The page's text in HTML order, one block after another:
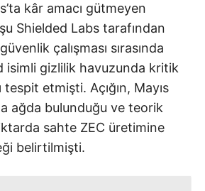
kâr amacı gütmeyen
Shielded Labs tarafından
çalışması sırasında
isimli gizlilik havuzunda kritik
tespit etmişti. Açığın, Mayıs
ağda bulunduğu ve teorik
sahte ZEC üretimine
belirtilmişti.